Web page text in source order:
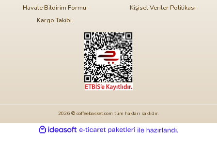
Havale Bildirim Formu
Kargo Takibi
Kişisel Veriler Politikası
2026 © coffeebasket.com tüm hakları saklıdır.
ideasoft
e-